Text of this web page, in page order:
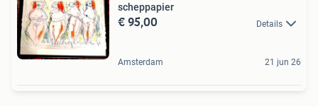
scheppapier
€ 95,00 Details
Amsterdam 21 jun 26